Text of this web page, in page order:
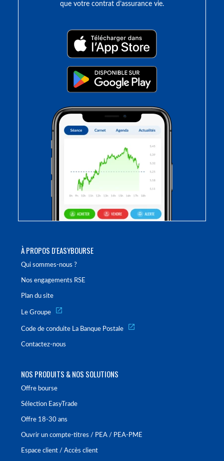
À PROPOS D'EASYBOURSE
Qui sommes-nous ?
Nos engagements RSE
Plan du site
Le Groupe
Code de conduite La Banque Postale
Contactez-nous
NOS PRODUITS & NOS SOLUTIONS
Offre bourse
Sélection EasyTrade
Offre 18-30 ans
Ouvrir un compte-titres / PEA / PEA-PME
Espace client / Accès client
que votre contrat d’assurance vie.